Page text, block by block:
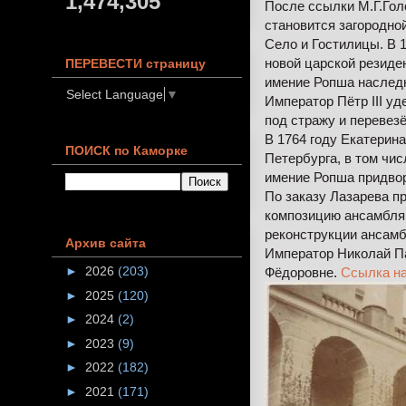
После ссылки
становится
Село и Гостилицы. В
новой царской
имение Ропша
Император Пётр III
под стражу и
В 1764 году
Петербурга, в том
имение Ропша
По заказу Лазарева
композицию
реконструкции
Император Николай
Фёдоровне. Ссылка
ПЕРЕВЕСТИ страницу
Select Language ▼
ПОИСК по Каморке
Архив сайта
► 2026 (203)
► 2025 (120)
► 2024 (2)
► 2023 (9)
► 2022 (182)
► 2021 (171)